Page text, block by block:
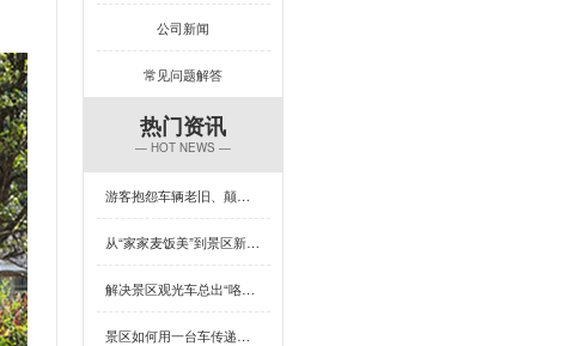
公司新闻
常见问题解答
热门资讯
— HOT NEWS —
游客抱怨车辆老旧、颠簸？一台让景区复购率飙升的观光车来了！
从“家家麦饭美”到景区新体验，芒种×专菱观光车藏着多少惊喜？
解决景区观光车总出“咯吱响”？竟然可以这样做
景区如何用一台车传递人文关怀？答案藏在专菱观光车的钣金工艺里